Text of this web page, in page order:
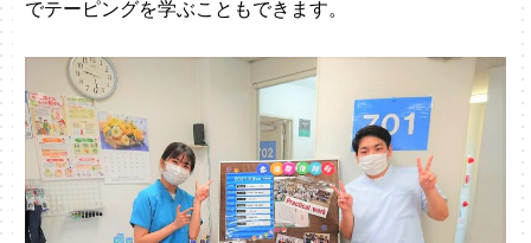
でテーピングを学ぶこともできます。